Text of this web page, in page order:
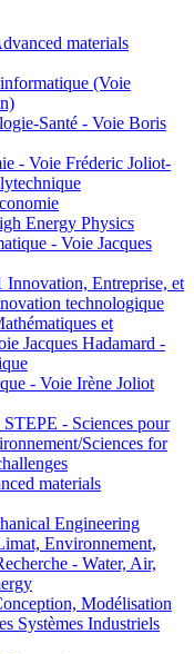
materials
(Voie
Santé - Voie Boris
- Voie Fréderic Joliot-
Energy Physics
- Voie Jacques
Entreprise, et
technologique
et
Jacques Hadamard -
- Voie Irène Joliot
- Sciences pour
Sciences for
materials
Engineering
Environnement,
- Water, Air,
Modélisation
Systèmes Industriels